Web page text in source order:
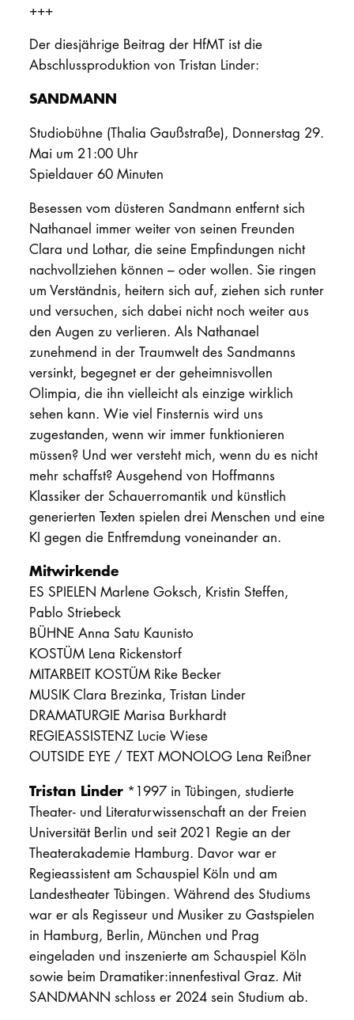
+++
Der diesjährige Beitrag der HfMT ist die
Abschlussproduktion von Tristan Linder:
SANDMANN
Studiobühne (Thalia Gaußstraße), Donnerstag 29.
Mai um 21:00 Uhr
Spieldauer 60 Minuten
Besessen vom düsteren Sandmann entfernt sich
Nathanael immer weiter von seinen Freunden
Clara und Lothar, die seine Empfindungen nicht
nachvollziehen können – oder wollen. Sie ringen
um Verständnis, heitern sich auf, ziehen sich runter
und versuchen, sich dabei nicht noch weiter aus
den Augen zu verlieren. Als Nathanael
zunehmend in der Traumwelt des Sandmanns
versinkt, begegnet er der geheimnisvollen
Olimpia, die ihn vielleicht als einzige wirklich
sehen kann. Wie viel Finsternis wird uns
zugestanden, wenn wir immer funktionieren
müssen? Und wer versteht mich, wenn du es nicht
mehr schaffst? Ausgehend von Hoffmanns
Klassiker der Schauerromantik und künstlich
generierten Texten spielen drei Menschen und eine
KI gegen die Entfremdung voneinander an.
Mitwirkende
ES SPIELEN Marlene Goksch, Kristin Steffen,
Pablo Striebeck
BÜHNE Anna Satu Kaunisto
KOSTÜM Lena Rickenstorf
MITARBEIT KOSTÜM Rike Becker
MUSIK Clara Brezinka, Tristan Linder
DRAMATURGIE Marisa Burkhardt
REGIEASSISTENZ Lucie Wiese
OUTSIDE EYE / TEXT MONOLOG Lena Reißner
Tristan Linder*1997 in Tübingen, studierte
Theater- und Literaturwissenschaft an der Freien
Universität Berlin und seit 2021 Regie an der
Theaterakademie Hamburg. Davor war er
Regieassistent am Schauspiel Köln und am
Landestheater Tübingen. Während des Studiums
war er als Regisseur und Musiker zu Gastspielen
in Hamburg, Berlin, München und Prag
eingeladen und inszenierte am Schauspiel Köln
sowie beim Dramatiker:innenfestival Graz. Mit
SANDMANN schloss er 2024 sein Studium ab.